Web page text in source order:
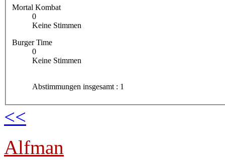
Mortal Kombat
0
Keine Stimmen
Burger Time
0
Keine Stimmen
Abstimmungen insgesamt : 1
<<
Alfman